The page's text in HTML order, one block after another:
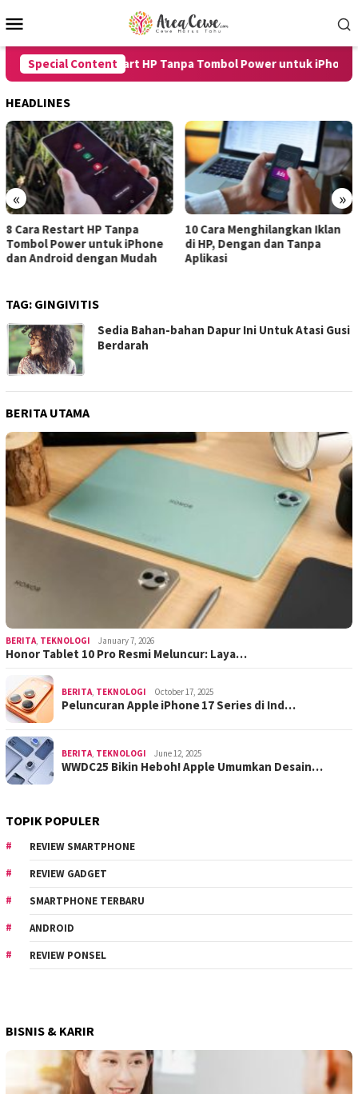
to
Menu
Special Content
8 Cara Restart HP Tanpa Tombol Power untuk iPhone
HEADLINES
« »
10 Cara Menghilangkan Iklan
di HP, Dengan dan Tanpa
Aplikasi
7 Cara Merekam Suara di HP
untuk Android dan iPhone
dengan Hasil Jernih
TAG: GINGIVITIS
Sedia Bahan-bahan Dapur Ini Untuk Atasi Gusi
Berdarah
BERITA UTAMA
BERITA TEKNOLOGI January 7, 2026
Honor Tablet 10 Pro Resmi Meluncur: Laya…
BERITA TEKNOLOGI October 17, 2025
Peluncuran Apple iPhone 17 Series di Ind…
BERITA TEKNOLOGI June 12, 2025
WWDC25 Bikin Heboh! Apple Umumkan Desain…
TOPIK POPULER
REVIEW SMARTPHONE
REVIEW GADGET
SMARTPHONE TERBARU
ANDROID
REVIEW PONSEL
BISNIS & KARIR